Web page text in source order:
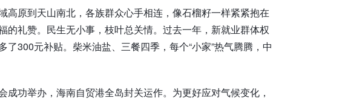
原到天山南北，各族群众心手相连，像石榴籽一样紧紧抱在
礼赞。民生无小事，枝叶总关情。过去一年，新就业群体权
300元补贴。柴米油盐、三餐四季，每个“小家”热气腾腾，中
功举办，海南自贸港全岛封关运作。为更好应对气候变化，